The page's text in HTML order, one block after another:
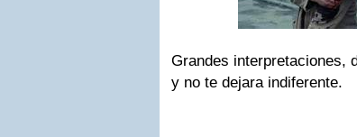
Grandes interpretaciones,
y no te dejara indiferente.